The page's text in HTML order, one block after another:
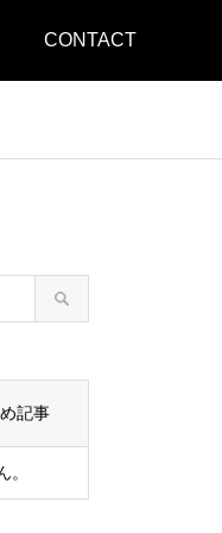
CONTACT
記事